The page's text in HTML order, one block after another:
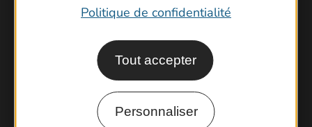
Politique de confidentialité
Tout accepter
Personnaliser
Contactez-nous !
Foire aux questions
Brochures
Cartoguides et Topoguides